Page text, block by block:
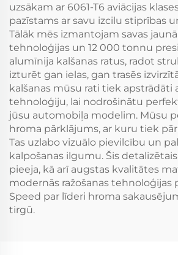
uzsākam ar 6061-T6 aviācijas
pazīstams ar savu izcilu stiprības
Tālāk mēs izmantojam savas
tehnoloģijas un 12 000 tonnu
alumīnija kalšanas ratus, radot
izturēt gan ielas, gan trasēs
kalšanas mūsu rati tiek apstrādāti
tehnoloģiju, lai nodrošinātu
jūsu automobiļa modelim. Mūsu
hroma pārklājums, ar kuru tiek
Tas uzlabo vizuālo pievilcību un
kalpošanas ilgumu. Šis
pieeja, kā arī augstas kvalitātes
modernās ražošanas tehnoloģijas
Speed par līderi hroma
tirgū.